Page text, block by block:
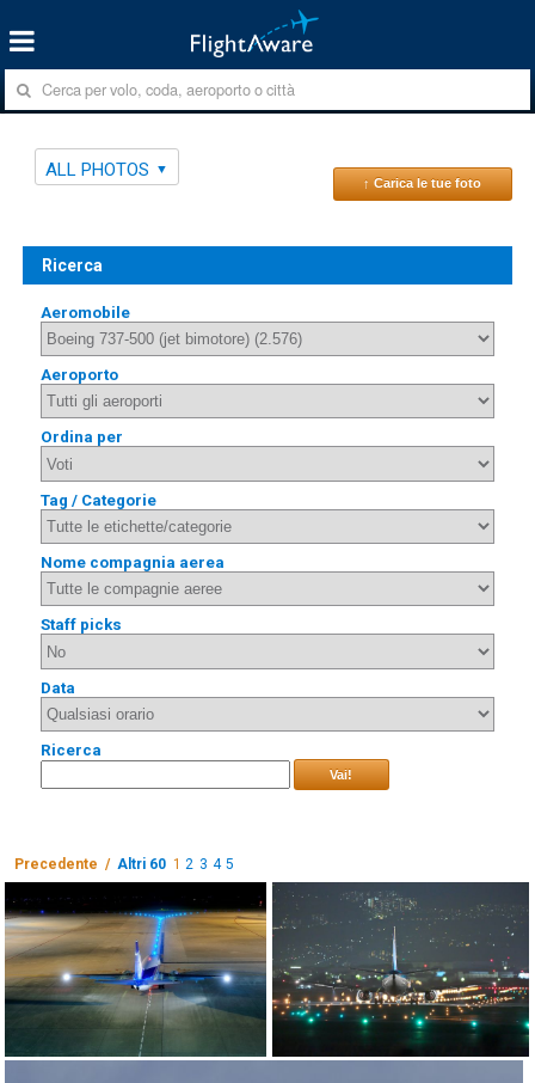
ALL PHOTOS
↑ Carica le tue foto
Ricerca
Aeromobile
Aeroporto
Ordina per
Tag / Categorie
Nome compagnia aerea
Staff picks
Data
Ricerca
Vai!
Precedente / Altri 60 1 2 3 4 5